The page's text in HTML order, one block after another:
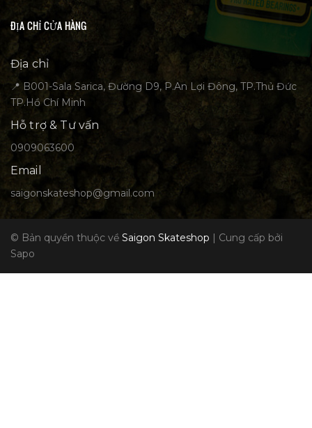
ĐỊA CHỈ CỬA HÀNG
Địa chỉ
📍 B001-Sala Sarica, Đường D9, P.An Lợi Đông, TP.Thủ Đức
TP.Hồ Chí Minh
Hỗ trợ & Tư vấn
0909063600
Email
saigonskateshop@gmail.com
© Bản quyền thuộc về Saigon Skateshop | Cung cấp bởi
Sapo